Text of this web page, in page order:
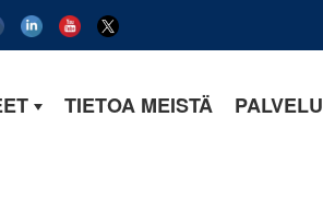
TIETOA MEISTÄ PALVELU